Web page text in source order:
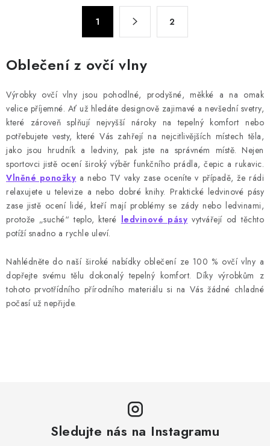
c
í
p
r
v
k
y
v
ý
p
i
s
á
n
o
v
á
n
í
1 2
Oblečení z ovčí vlny
Výrobky ovčí vlny jsou pohodlné, prodyšné, měkké a na omak
velice příjemné. Ať už hledáte designově zajimavé a nevšední svetry,
které zároveň splňují nejvyšší nároky na tepelný komfort nebo
potřebujete vesty, které Vás zahřejí na nejcitlivějších místech těla,
jako jsou hrudník a ledviny, pak jste na správném místě. Nejen
sportovci jistě ocení široký výběr funkčního prádla, čepic a rukavic.
Vlněné ponožky a nebo TV vaky zase oceníte v případě, že rádi
relaxujete u televize a nebo dobré knihy. Praktické ledvinové pásy
zase jistě ocení lidé, kteří mají problémy se zády nebo ledvinami,
protože „suché“ teplo, které ledvinové pásy vytvářejí od těchto
potíží snadno a rychle uleví.
Nahlédněte do naší široké nabídky oblečení ze 100 % ovčí vlny a
dopřejte svému tělu dokonalý tepelný komfort. Díky výrobkům z
tohoto prvotřídního přírodního materiálu si na Vás žádné chladné
počasí už nepřijde.
Sledujte nás na Instagramu